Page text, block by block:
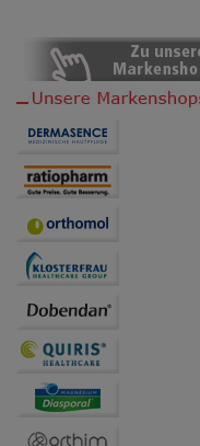
übertragen werden.